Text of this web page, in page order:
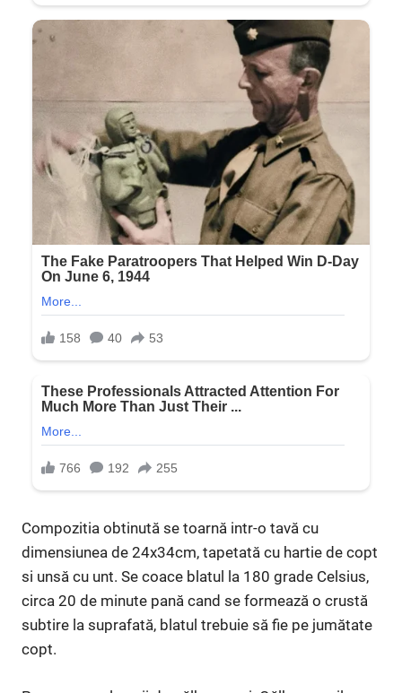
Compozitia obtinută se toarnă intr-o tavă cu
dimensiunea de 24x34cm, tapetată cu hartie de copt
si unsă cu unt. Se coace blatul la 180 grade Celsius,
circa 20 de minute pană cand se formează o crustă
subtire la suprafată, blatul trebuie să fie pe jumătate
copt.